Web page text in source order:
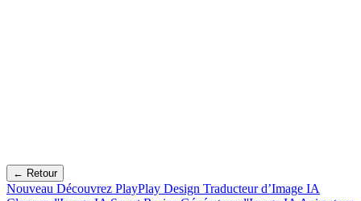
← Retour
Nouveau Découvrez PlayPlay Design Traducteur d’Image IA